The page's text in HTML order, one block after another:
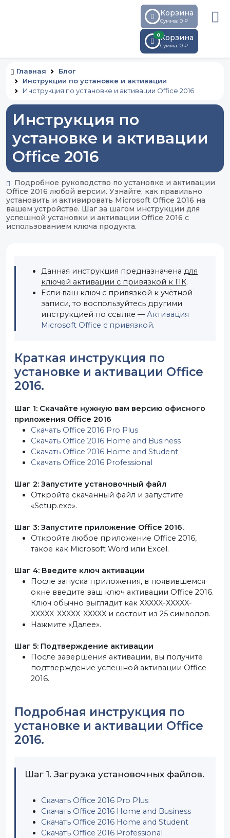
Корзина
Сумма: 0 ₽
0Корзина
Сумма: 0 ₽
Главная
Блог
Инструкции по установке и активации
Инструкция по установке и активации Office 2016
Инструкция по
установке и активации
Office 2016
Подробное руководство по установке и активации
Office 2016 любой версии. Узнайте, как правильно
установить и активировать Microsoft Office 2016 на
вашем устройстве. Шаг за шагом инструкции для
успешной установки и активации Office 2016 с
использованием ключа продукта.
Данная инструкция предназначена для
ключей активации с привязкой к ПК.
Если ваш ключ с привязкой к учётной
записи, то воспользуйтесь другими
инструкцией по ссылке —Активация
Microsoft Office с привязкой.
Краткая инструкция по
установке и активации Office
2016.
Шаг 1: Скачайте нужную вам версию офисного
приложения Office 2016
Скачать Office 2016 Pro Plus
Скачать Office 2016 Home and Business
Скачать Office 2016 Home and Student
Скачать Office 2016 Professional
Шаг 2: Запустите установочный файл
Откройте скачанный файл и запустите
«Setup.exe».
Шаг 3: Запустите приложение Office 2016.
Откройте любое приложение Office 2016,
такое как Microsoft Word или Excel.
Шаг 4: Введите ключ активации
После запуска приложения, в появившемся
окне введите ваш ключ активации Office 2016.
Ключ обычно выглядит как XXXXX-XXXXX-
XXXXX-XXXXX-XXXXX и состоит из 25 символов.
Нажмите «Далее».
Шаг 5: Подтверждение активации
После завершения активации, вы получите
подтверждение успешной активации Office
2016.
Подробная инструкция по
установке и активации Office
2016.
Шаг 1. Загрузка установочных файлов.
Скачать Office 2016 Pro Plus
Скачать Office 2016 Home and Business
Скачать Office 2016 Home and Student
Скачать Office 2016 Professional